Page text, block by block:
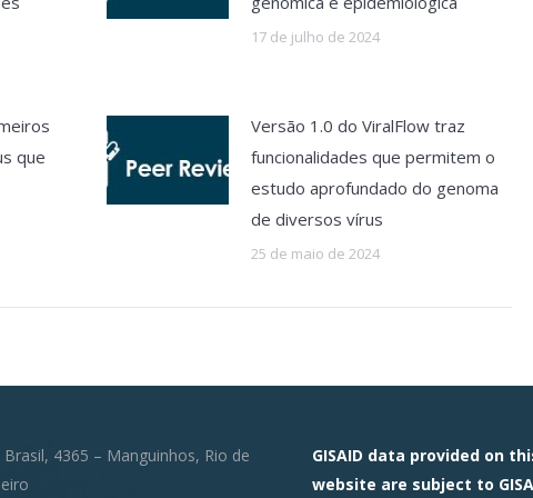
17 de julho de 2024
que
Versão 1.0 do ViralFlow traz
funcionalidades que permitem o
estudo aprofundado do genoma
de diversos vírus
25 de maio de 2024
Brasil, 4365 – Manguinhos, Rio de
GISAID data provided on
website are subject to